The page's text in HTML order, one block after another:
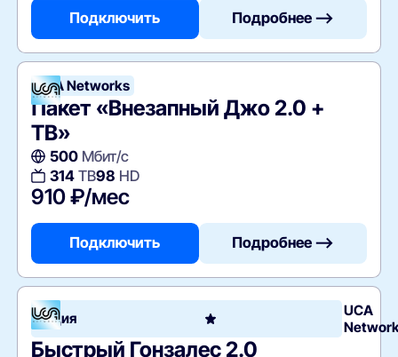
Подключить Подробнее —>
UCA Networks
Пакет «Внезапный Джо 2.0 +
ТВ»
500Мбит/с
314ТВ98 HD
910 ₽/мес
Подключить Подробнее —>
Акция
UCA
Быстрый Гонзалес 2.0